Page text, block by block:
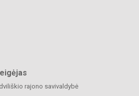
rajono savivaldybė